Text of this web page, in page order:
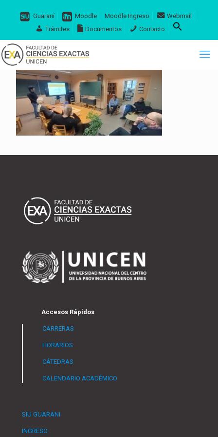
Guaraní Moodle Moodle Ingreso
Webmail
Trámites
Documentos Contacto
Accesos Rápidos
CARRERAS
HORARIOS
CÁTEDRAS
CALENDARIO ACADÉMICO
SIU GUARANI
INGRESO